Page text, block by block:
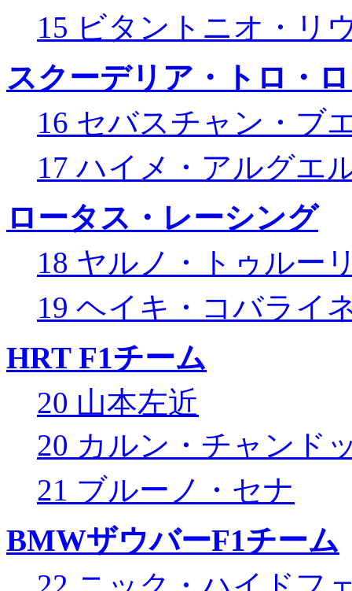
15 ビタントニオ・リ
スクーデリア・トロ・
16 セバスチャン・ブ
17 ハイメ・アルグエ
ロータス・レーシング
18 ヤルノ・トゥルー
19 ヘイキ・コバライ
HRT F1チーム
20 山本左近
20 カルン・チャンド
21 ブルーノ・セナ
BMWザウバーF1チーム